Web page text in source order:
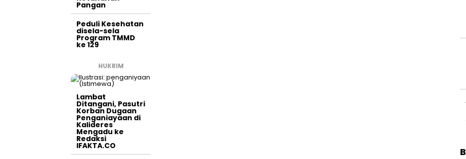
Pangan
Peduli Kesehatan
disela-sela
Program TMMD
ke 129
HUKRIM
Lambat
Ditangani, Pasutri
Korban Dugaan
Penganiayaan di
Kalideres
Mengadu ke
Redaksi
IFAKTA.CO